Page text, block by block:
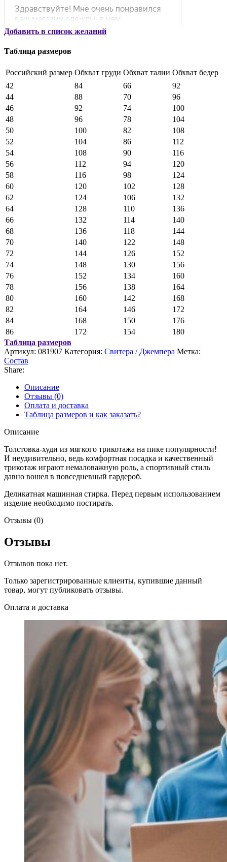
Добавить в список желаний
Таблица размеров
Российский размер Обхват груди Обхват талии Обхват бедер
42
84 66
92
44
88 70
96
46
92 74
100
48
96 78
104
50
100 82
108
52
104 86
112
54
108 90
116
56
112 94
120
58
116 98
124
60
120 102
128
62
124 106
132
64
128 110
136
66
132 114
140
68
136 118
144
70
140 122
148
72
144 126
152
74
148 130
156
76
152 134
160
78
156 138
164
80
160 142
168
82
164 146
172
84
168 150
176
86
172 154
180
Таблица размеров
Артикул: 081907 Категория: Свитера / Джемпера Метка:
Состав
Share:
Описание
Отзывы (0)
Оплата и доставка
Таблица размеров и как заказать?
Описание
Толстовка-худи из мягкого трикотажа на пике популярности!
И неудивительно, ведь комфортная посадка и качественный
трикотаж играют немаловажную роль, а спортивный стиль
давно вошел в повседневный гардероб.
Деликатная машинная стирка. Перед первым использованием
изделие необходимо постирать.
Отзывы (0)
Отзывы
Отзывов пока нет.
Только зарегистрированные клиенты, купившие данный
товар, могут публиковать отзывы.
Оплата и доставка